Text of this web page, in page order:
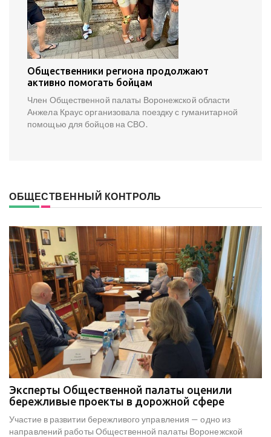
Общественники региона продолжают
активно помогать бойцам
Член Общественной палаты Воронежской области
Анжела Краус организовала поездку с гуманитарной
помощью для бойцов на СВО.
ОБЩЕСТВЕННЫЙ КОНТРОЛЬ
Эксперты Общественной палаты оценили
бережливые проекты в дорожной сфере
Участие в развитии бережливого управления — одно из
направлений работы Общественной палаты Воронежской